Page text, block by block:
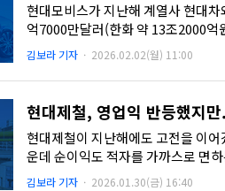
현대모비스가 지난해 계열사 현대
억7000만달러(한화 약 13조2000억
현대모비스가 당초 계획했던 목표...
김보라 기자 · 2026.02.02(월) 11:00
현대제철, 영업익 반등했지
현대제철이 지난해에도 고전을 이
운데 순이익도 적자를 가까스로 면
조 단위를 넘어서던 것과 비교하면 아
김보라 기자 · 2026.01.30(금) 16:40